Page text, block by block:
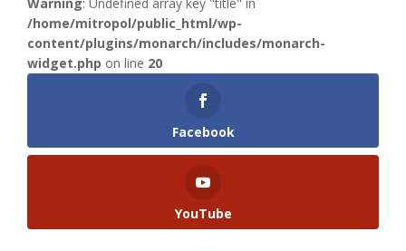
/home/mitropol/public_html/wp-
content/plugins/monarch/includes/monarch-
widget.php on line 20
Facebook
YouTube